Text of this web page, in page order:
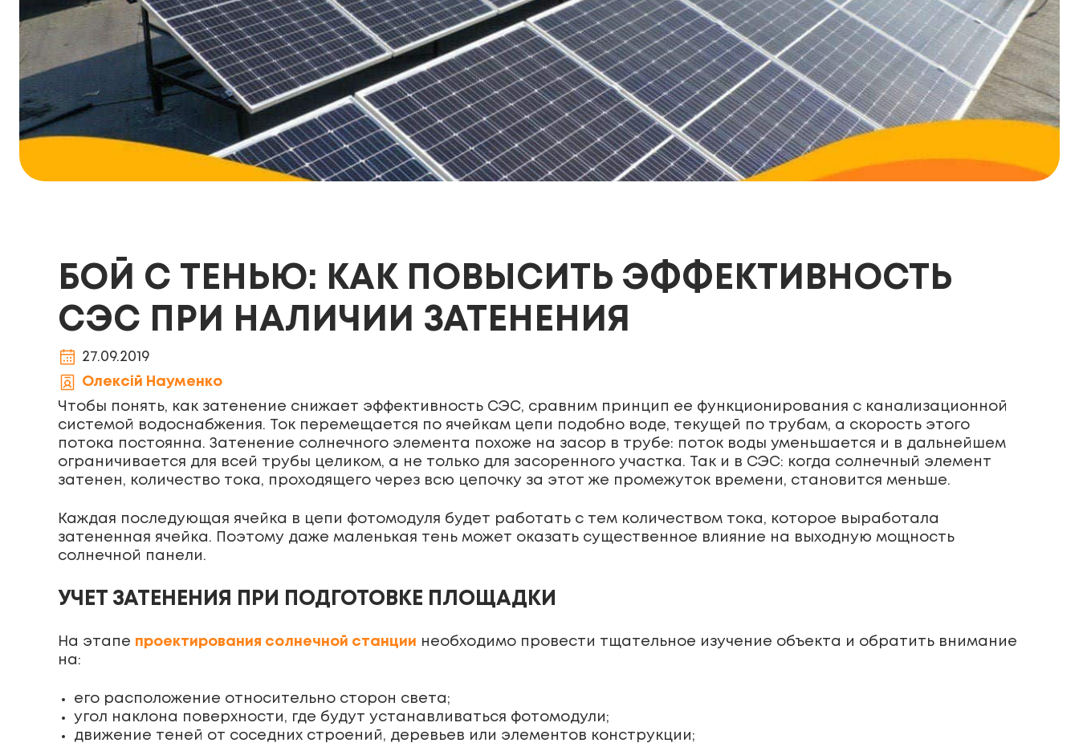
БОЙ С ТЕНЬЮ: КАК ПОВЫСИТЬ ЭФФЕКТИВНОСТЬ
СЭС ПРИ НАЛИЧИИ ЗАТЕНЕНИЯ
27.09.2019
Олексій Науменко
Чтобы понять, как затенение снижает эффективность СЭС, сравним принцип ее функционирования с канализационной
системой водоснабжения. Ток перемещается по ячейкам цепи подобно воде, текущей по трубам, а скорость этого
потока постоянна. Затенение солнечного элемента похоже на засор в трубе: поток воды уменьшается и в дальнейшем
ограничивается для всей трубы целиком, а не только для засоренного участка. Так и в СЭС: когда солнечный элемент
затенен, количество тока, проходящего через всю цепочку за этот же промежуток времени, становится меньше.
Каждая последующая ячейка в цепи фотомодуля будет работать с тем количеством тока, которое выработала
затененная ячейка. Поэтому даже маленькая тень может оказать существенное влияние на выходную мощность
солнечной панели.
УЧЕТ ЗАТЕНЕНИЯ ПРИ ПОДГОТОВКЕ ПЛОЩАДКИ
На этапе проектирования солнечной станции необходимо провести тщательное изучение объекта и обратить внимание
на:
его расположение относительно сторон света;
угол наклона поверхности, где будут устанавливаться фотомодули;
движение теней от соседних строений, деревьев или элементов конструкции;